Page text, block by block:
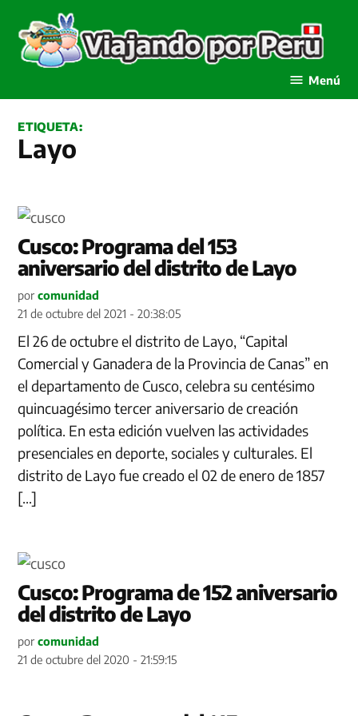
contenido
Menú
ETIQUETA:
Layo
Cusco: Programa del 153
aniversario del distrito de Layo
por comunidad
21 de octubre del 2021 - 20:38:05
El 26 de octubre el distrito de Layo, “Capital
Comercial y Ganadera de la Provincia de Canas” en
el departamento de Cusco, celebra su centésimo
quincuagésimo tercer aniversario de creación
política. En esta edición vuelven las actividades
presenciales en deporte, sociales y culturales. El
distrito de Layo fue creado el 02 de enero de 1857
[…]
Cusco: Programa de 152 aniversario
del distrito de Layo
por comunidad
21 de octubre del 2020 - 21:59:15